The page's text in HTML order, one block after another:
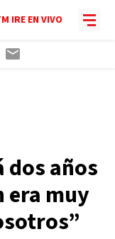
IRE EN VIVO
dos años
era muy